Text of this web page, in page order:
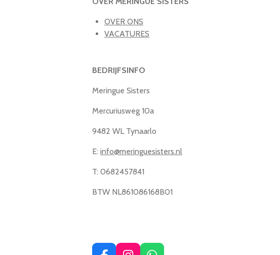
OVER ONS
VACATURES
BEDRIJFSINFO
Meringue Sisters
Mercuriusweg 10a
9482 WL Tynaarlo
E: info@meringuesisters.nl
T: 0682457841
BTW NL861086168B01